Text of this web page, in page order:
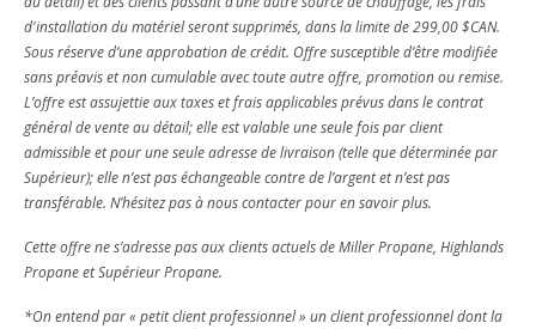
d'installation du matériel seront supprimés, dans la limite de 299,00 $CAN.
Sous réserve d’une approbation de crédit. Offre susceptible d’être modifiée
sans préavis et non cumulable avec toute autre offre, promotion ou remise.
L’offre est assujettie aux taxes et frais applicables prévus dans le contrat
général de vente au détail; elle est valable une seule fois par client
admissible et pour une seule adresse de livraison (telle que déterminée par
Supérieur); elle n’est pas échangeable contre de l’argent et n’est pas
transférable. N’hésitez pas à nous contacter pour en savoir plus.
Cette offre ne s’adresse pas aux clients actuels de Miller Propane, Highlands
Propane et Supérieur Propane.
*On entend par « petit client professionnel » un client professionnel dont la